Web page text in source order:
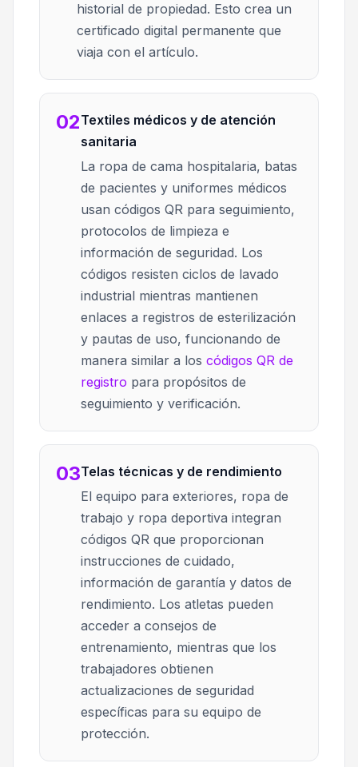
historial de propiedad. Esto crea un
certificado digital permanente que
viaja con el artículo.
02Textiles médicos y de atención
sanitaria
La ropa de cama hospitalaria, batas
de pacientes y uniformes médicos
usan códigos QR para seguimiento,
protocolos de limpieza e
información de seguridad. Los
códigos resisten ciclos de lavado
industrial mientras mantienen
enlaces a registros de esterilización
y pautas de uso, funcionando de
manera similar a los códigos QR de
registro para propósitos de
seguimiento y verificación.
03Telas técnicas y de rendimiento
El equipo para exteriores, ropa de
trabajo y ropa deportiva integran
códigos QR que proporcionan
instrucciones de cuidado,
información de garantía y datos de
rendimiento. Los atletas pueden
acceder a consejos de
entrenamiento, mientras que los
trabajadores obtienen
actualizaciones de seguridad
específicas para su equipo de
protección.